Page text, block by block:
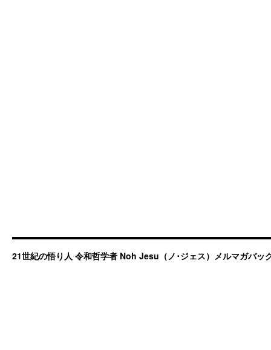
21世紀の悟り人 令和哲学者 Noh Jesu（ノ･ジェス）メルマガバッ